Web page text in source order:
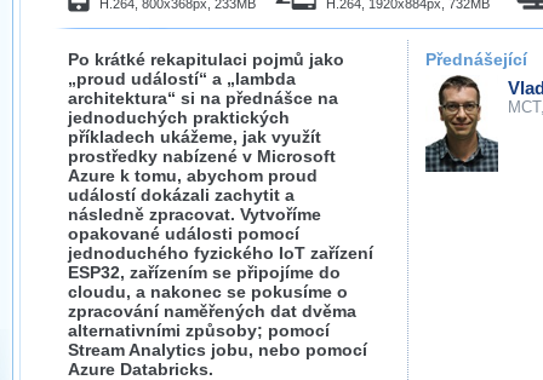
H.264, 800x368px, 233MB H.264, 1920x884px, 732MB
Po krátké rekapitulaci pojmů jako
„proud událostí“ a „lambda
architektura“ si na přednášce na
jednoduchých praktických
příkladech ukážeme, jak využít
prostředky nabízené v Microsoft
Azure k tomu, abychom proud
událostí dokázali zachytit a
následně zpracovat. Vytvoříme
opakované události pomocí
jednoduchého fyzického IoT zařízení
ESP32, zařízením se připojíme do
cloudu, a nakonec se pokusíme o
zpracování naměřených dat dvěma
alternativními způsoby; pomocí
Stream Analytics jobu, nebo pomocí
Azure Databricks.
Přednášející